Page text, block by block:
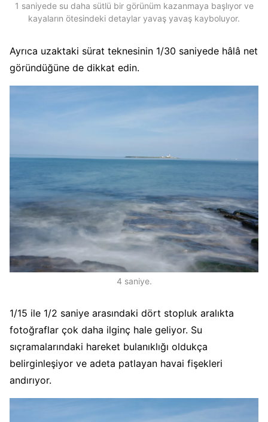
1 saniyede su daha sütlü bir görünüm kazanmaya başlıyor ve
kayaların ötesindeki detaylar yavaş yavaş kayboluyor.
Ayrıca uzaktaki sürat teknesinin 1/30 saniyede hâlâ net
göründüğüne de dikkat edin.
4 saniye.
1/15 ile 1/2 saniye arasındaki dört stopluk aralıkta
fotoğraflar çok daha ilginç hale geliyor. Su
sıçramalarındaki hareket bulanıklığı oldukça
belirginleşiyor ve adeta patlayan havai fişekleri
andırıyor.